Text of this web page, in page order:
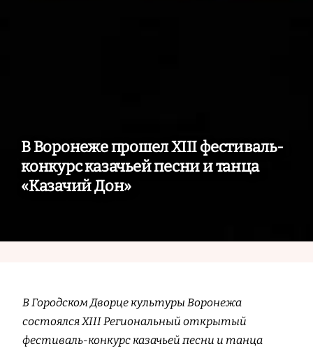
В Воронеже прошел XIII фестиваль-
конкурс казачьей песни и танца
«Казачий Дон»
В Городском Дворце культуры Воронежа
состоялся XIII Региональный открытый
фестиваль-конкурс казачьей песни и танца